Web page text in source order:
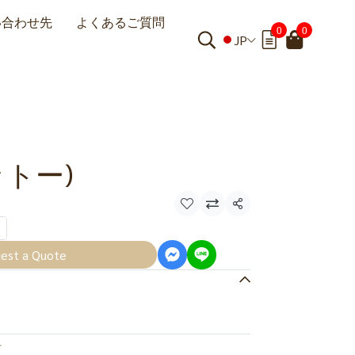
わせ先 よくあるご質問
JP
0 0
ー)
共有
a Quote